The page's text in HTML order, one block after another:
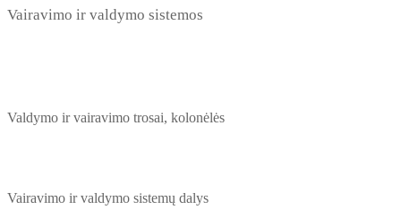
Vairavimo ir valdymo sistemos
Valdymo ir vairavimo trosai, kolonėlės
Vairavimo ir valdymo sistemų dalys